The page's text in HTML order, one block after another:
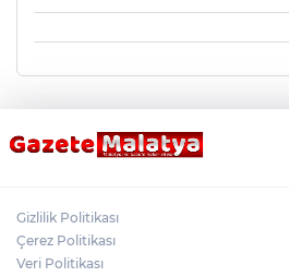
Gizlilik Politikası
Çerez Politikası
Veri Politikası